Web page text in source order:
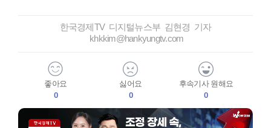
한국경제TV 디지털뉴스부 김현경 기자
khkkim@hankyungtv.com
좋아요
0
싫어요
0
후속기사 원해요
0